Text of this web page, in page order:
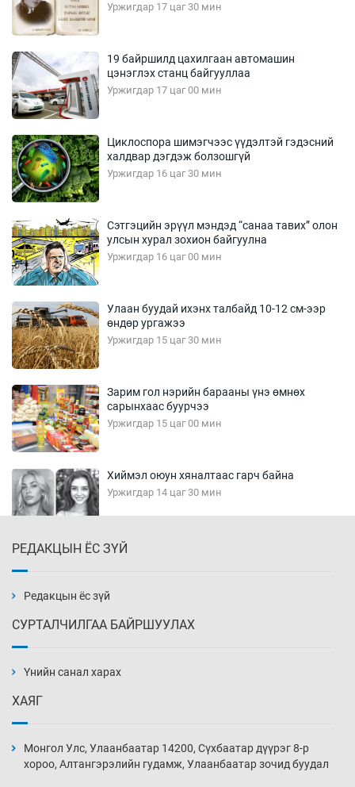
Уржигдар 17 цаг 30 мин
19 байршилд цахилгаан автомашин
цэнэглэх станц байгууллаа
Уржигдар 17 цаг 00 мин
Циклоспора шимэгчээс үүдэлтэй гэдэсний
халдвар дэгдэж болзошгүй
Уржигдар 16 цаг 30 мин
Сэтгэцийн эрүүл мэндэд “санаа тавих” олон
улсын хурал зохион байгуулна
Уржигдар 16 цаг 00 мин
Улаан буудай ихэнх талбайд 10-12 см-ээр
өндөр ургажээ
Уржигдар 15 цаг 30 мин
Зарим гол нэрийн барааны үнэ өмнөх
сарынхаас буурчээ
Уржигдар 15 цаг 00 мин
Хиймэл оюун хяналтаас гарч байна
Уржигдар 14 цаг 30 мин
Уржигдар 14 цаг 00 мин
нэмэгджээ
Уржигдар 13 цаг 30 мин
РЕДАКЦЫН ЁС ЗҮЙ
Редакцын ёс зүй
СУРТАЛЧИЛГАА БАЙРШУУЛАХ
Үнийн санал харах
ХАЯГ
Монгол Улс, Улаанбаатар 14200, Сүхбаатар дүүрэг 8-р
хороо, Алтангэрэлийн гудамж, Улаанбаатар зочид буудал